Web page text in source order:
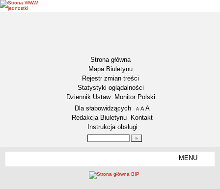
Strona główna
Mapa Biuletynu
Rejestr zmian treści
Statystyki oglądalności
Dziennik Ustaw
Monitor Polski
Menu dodatkowe
Dla słabowidzących A pomniejsz czcionkę
A standardowy rozmiar czcionki
A
Redakcja Biuletynu
Kontakt
Instrukcja obsługi
MENU
INFORMACJA DLA OSÓB NIESŁYSZĄCYCH